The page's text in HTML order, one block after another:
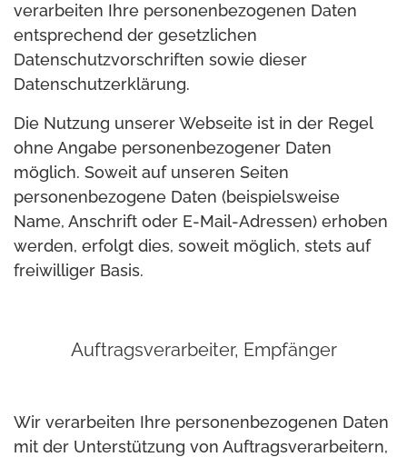
verarbeiten Ihre personenbezogenen Daten
entsprechend der gesetzlichen
Datenschutzvorschriften sowie dieser
Datenschutzerklärung.
Die Nutzung unserer Webseite ist in der Regel
ohne Angabe personenbezogener Daten
möglich. Soweit auf unseren Seiten
personenbezogene Daten (beispielsweise
Name, Anschrift oder E-Mail-Adressen) erhoben
werden, erfolgt dies, soweit möglich, stets auf
freiwilliger Basis.
Auftragsverarbeiter, Empfänger
Wir verarbeiten Ihre personenbezogenen Daten
mit der Unterstützung von Auftragsverarbeitern,